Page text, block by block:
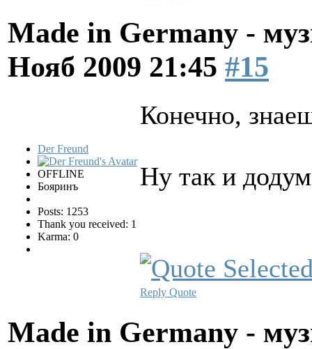
Made in Germany -
Нояб 2009 21:45 #15
Der Freund
OFFLINE
Бояринъ
Posts: 1253
Thank you received: 1
Karma: 0
Конечно,
Ну так и
Reply Quote
Made in Germany -